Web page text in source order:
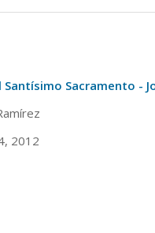
Santísimo Sacramento -
2012